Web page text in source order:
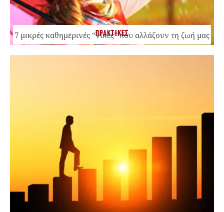
ΠΡΑΚΤΙΚΕΣ
7 μικρές καθημερινές “νίκες” που αλλάζουν τη ζωή μας